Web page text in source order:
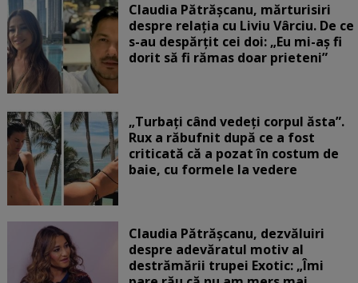
Claudia Pătrășcanu, mărturisiri
despre relația cu Liviu Vârciu. De ce
s-au despărțit cei doi: „Eu mi-aș fi
dorit să fi rămas doar prieteni”
„Turbați când vedeți corpul ăsta”.
Rux a răbufnit după ce a fost
criticată că a pozat în costum de
baie, cu formele la vedere
Claudia Pătrășcanu, dezvăluiri
despre adevăratul motiv al
destrămării trupei Exotic: „Îmi